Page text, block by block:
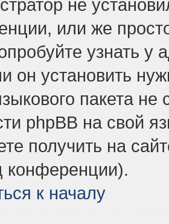
не
или же
узнать у
он установить
пакета
phpBB на свой
получить на
конференции).
к началу